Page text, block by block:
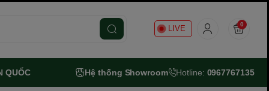
LIVE 0
QUỐC Hệ thống Showroom Hotline: 0967767135